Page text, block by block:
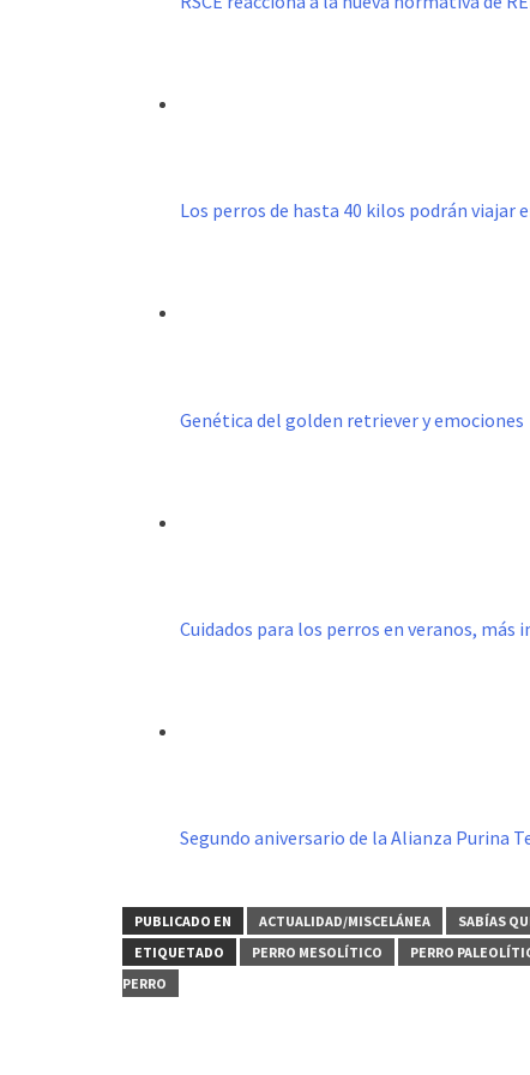
Los perros de hasta 40 kilos podrán viajar
Genética del golden retriever y emociones
Cuidados para los perros en veranos,
Segundo aniversario de la Alianza Purina
PUBLICADO EN ACTUALIDAD/MISCELÁNEA
SABÍAS
ETIQUETADO
PERRO MESOLÍTICO PERRO
PERRO